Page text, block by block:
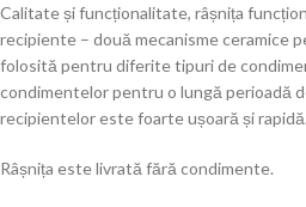
Calitate și funcționalitate, râșnița
recipiente – două mecanisme ceramice
folosită pentru diferite tipuri de
condimentelor pentru o lungă perioadă
recipientelor este foarte ușoară și
Râșnița este livrată fără condimente.